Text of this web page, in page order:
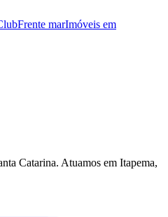
Frente marImóveis em
Catarina. Atuamos em Itapema,